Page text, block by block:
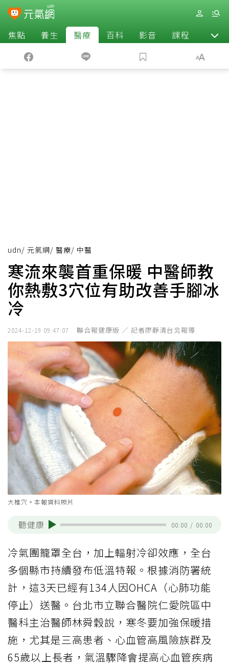
焦點 養生 醫療 百科 影音 課程 退休
udn/ 元氣網/ 醫療/ 中醫
寒流來襲首重保暖 中醫師教
你熱敷3穴位有助改善手腳冰
冷
2024-12-19 09:47:07 聯合報健康版 ／ 記者廖靜清台北報導
大椎穴。本報資料照片
聽健康 00:00 / 00:00
冷氣團籠罩全台，加上輻射冷卻效應，全台
多個縣市持續發布低溫特報。根據消防署統
計，這3天已經有134人因OHCA（心肺功能
停止）送醫。台北市立聯合醫院仁愛院區中
醫科主治醫師林舜穀說，寒冬要加強保暖措
施，尤其是三高患者、心血管高風險族群及
65歲以上長者，氣溫驟降會提高心血管疾病